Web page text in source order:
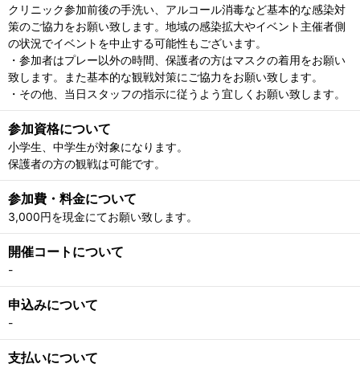
クリニック参加前後の手洗い、アルコール消毒など基本的な感染対
策のご協力をお願い致します。地域の感染拡大やイベント主催者側
の状況でイベントを中止する可能性もございます。
・参加者はプレー以外の時間、保護者の方はマスクの着用をお願い
致します。また基本的な観戦対策にご協力をお願い致します。
・その他、当日スタッフの指示に従うよう宜しくお願い致します。
参加資格について
小学生、中学生が対象になります。
保護者の方の観戦は可能です。
参加費・料金について
3,000円を現金にてお願い致します。
開催コートについて
-
申込みについて
-
支払いについて